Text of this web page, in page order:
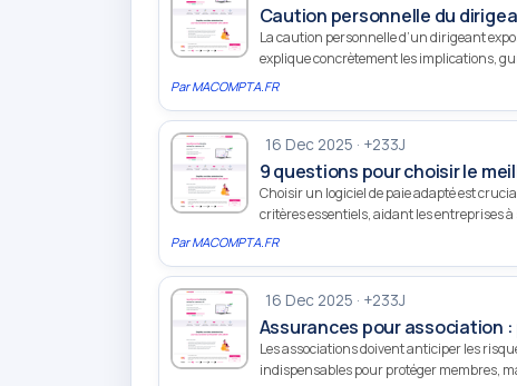
Caution personnelle du
La caution personnelle d’un dirigeant
explique concrètement les implications,
ParMACOMPTA.FR
16 Dec 2025 · +233J
9 questions pour choisir le
Choisir un logiciel de paie adapté est
critères essentiels, aidant les entreprises
ParMACOMPTA.FR
16 Dec 2025 · +233J
Assurances pour association
Les associations doivent anticiper les
indispensables pour protéger membres,